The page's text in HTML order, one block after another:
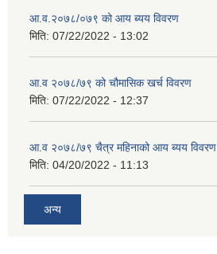
आ.व.२०७८/०७९ को आय ब्यय विवरण
मिति: 07/22/2022 - 13:02
आ.व २०७८/७९ को चौमासिक खर्च विवरण
मिति: 07/22/2022 - 12:37
आ.व २०७८/७९ चैत्र महिनाको आय ब्यय विवरण
मिति: 04/20/2022 - 11:13
अन्य